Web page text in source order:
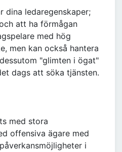
dina ledaregenskaper;
att ha förmågan
med hög
men kan också hantera
"glimten i ögat"
dags att söka tjänsten.
med stora
offensiva ägare med
i